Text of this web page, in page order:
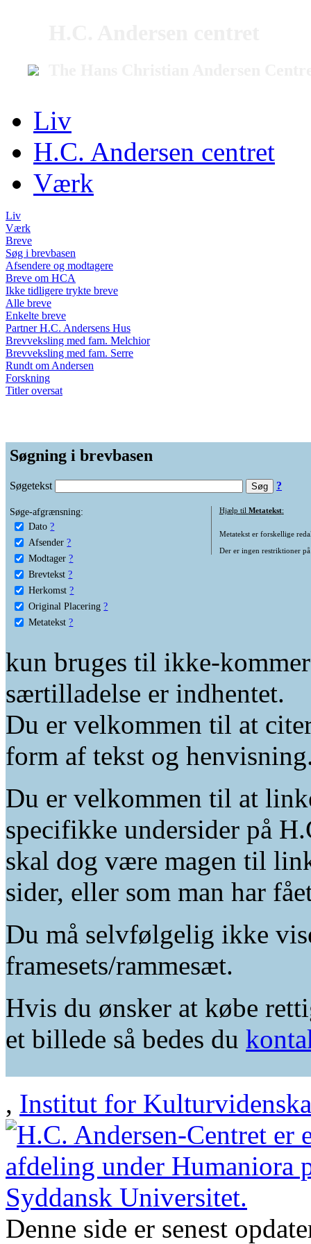
Liv
H.C. Andersen centret
Værk
Liv
Værk
Breve
Søg i brevbasen
Afsendere og modtagere
Breve om HCA
Ikke tidligere trykte breve
Alle breve
Enkelte breve
Partner H.C. Andersens Hus
Brevveksling med fam. Melchior
Brevveksling med fam. Serre
Rundt om Andersen
Forskning
Titler oversat
Søgning i brevbasen
Søgetekst ?
Søge-afgrænsning:
Dato ?
Afsender ?
Modtager ?
Brevtekst ?
Herkomst ?
Original Placering ?
Metatekst ?
Hjælp til Metatekst:
Metatekst er forskellige
Der er ingen restriktioner
kun bruges til ikke-
særtilladelse er indhentet.
Du er velkommen til at
form af tekst og
Du er velkommen til at
specifikke undersider på
skal dog være magen til
sider, eller som man har
Du må selvfølgelig ikke
framesets/rammesæt.
Hvis du ønsker at købe
et billede så bedes du
, Institut for
Denne side er senest